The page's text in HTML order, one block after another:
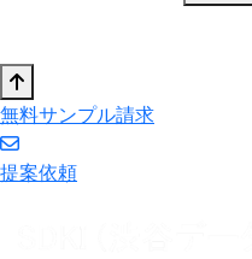
無料サンプル請求
提案依頼